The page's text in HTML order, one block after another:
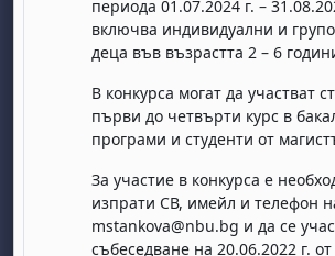
периода 01.07.2024 г. – 31.08.20
включва индивидуални и
деца във възрастта 2 – 6
В конкурса могат да участват
първи до четвърти курс в
програми и студенти от
За участие в конкурса е
изпрати СВ, имейл и телефон
mstankova@nbu.bg и да се
събеседване на 20.06.2022 г.